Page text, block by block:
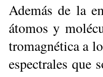
Además de la
átomos y
tromagnética a
espectrales que